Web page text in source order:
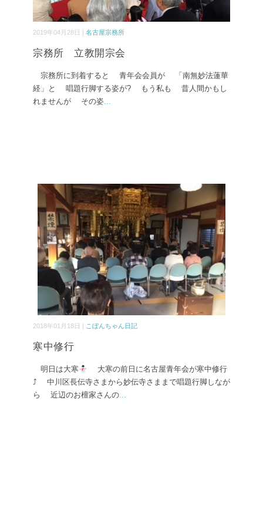
2019年04月28日 | 名古屋宗務所
宗務所 立教開宗会
宗務所に到着すると 青年会会員が 「南無妙法蓮華
経」と 唱題行脚する姿が? もう私も 昔人間かもし
れませんが その姿...
2018年01月18日 | こぼんちゃん日記
寒中修行
明日は大寒
大寒の前日に名古屋青年会が寒中修行
⤴ 中川区長伝寺さまから妙伝寺さままで唱題行脚しなが
ら 近辺のお檀家さんの...